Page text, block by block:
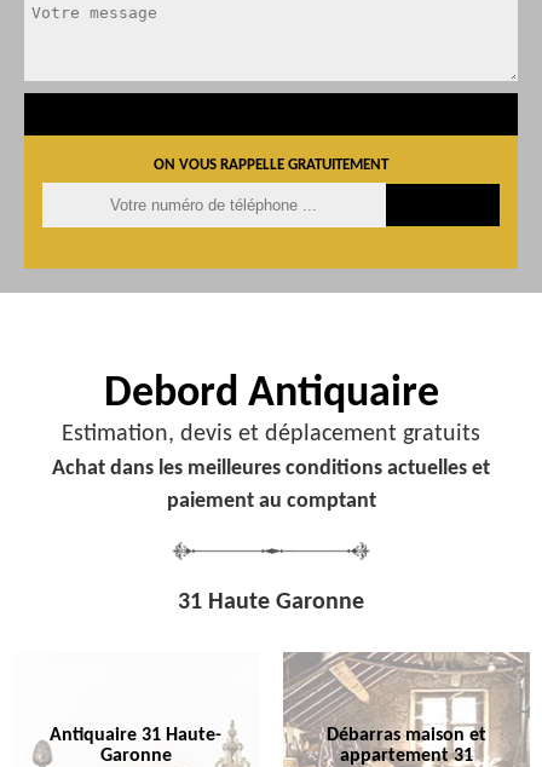
ON VOUS RAPPELLE GRATUITEMENT
Debord Antiquaire
Estimation, devis et déplacement gratuits
Achat dans les meilleures conditions actuelles et
paiement au comptant
31 Haute Garonne
Antiquaire 31 Haute-
Garonne
Débarras maison et
appartement 31